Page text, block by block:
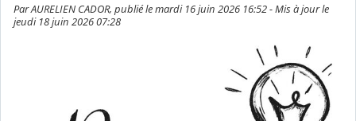
Par AURELIEN CADOR, publié le mardi 16 juin 2026 16:52 - Mis à jour le
jeudi 18 juin 2026 07:28